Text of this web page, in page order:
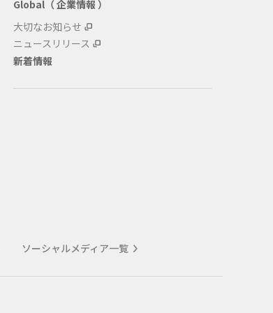
Global（ 企業情報 ）
大切なお知らせ
ニュースリリース
新着情報
ソーシャルメディア一覧